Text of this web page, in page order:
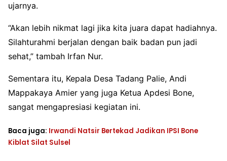
ujarnya.
“Akan lebih nikmat lagi jika kita juara dapat hadiahnya.
Silahturahmi berjalan dengan baik badan pun jadi
sehat,” tambah Irfan Nur.
Sementara itu, Kepala Desa Tadang Palie, Andi
Mappakaya Amier yang juga Ketua Apdesi Bone,
sangat mengapresiasi kegiatan ini.
Baca juga: Irwandi Natsir Bertekad Jadikan IPSI Bone
Kiblat Silat Sulsel